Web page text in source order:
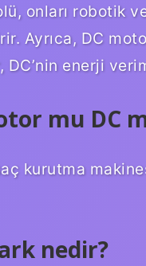
onları robotik
Ayrıca, DC
DC’nin enerji
mu DC
kurutma
nedir?